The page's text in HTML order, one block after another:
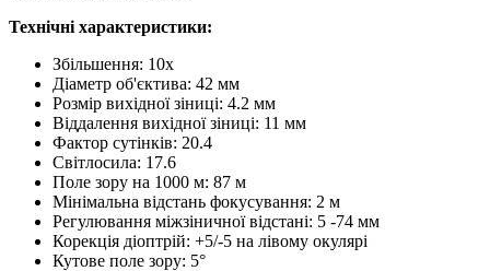
Технічні характеристики:
Збільшення: 10x
Діаметр об'єктива: 42 мм
Розмір вихідної зіниці: 4.2 мм
Віддалення вихідної зіниці: 11 мм
Фактор сутінків: 20.4
Світлосила: 17.6
Поле зору на 1000 м: 87 м
Мінімальна відстань фокусування: 2 м
Регулювання міжзіничної відстані: 5 -74 мм
Корекція діоптрій: +5/-5 на лівому окулярі
Кутове поле зору: 5°